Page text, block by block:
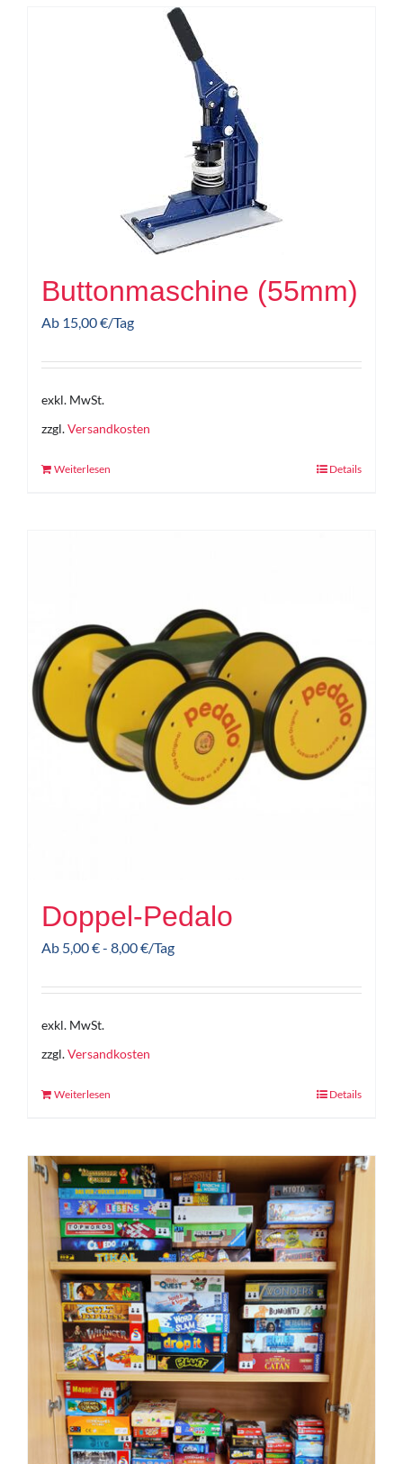
Buttonmaschine (55mm)
Ab 15,00€/Tag
exkl. MwSt.
zzgl.Versandkosten
Weiterlesen Details
Doppel-Pedalo
Ab 5,00€- 8,00€/Tag
exkl. MwSt.
zzgl.Versandkosten
Weiterlesen Details